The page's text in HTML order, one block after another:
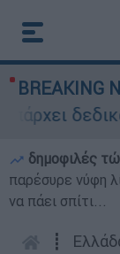
BREAKING
δημοφιλές
παρέσυρε νύφη
να πάει σπίτι...
┋